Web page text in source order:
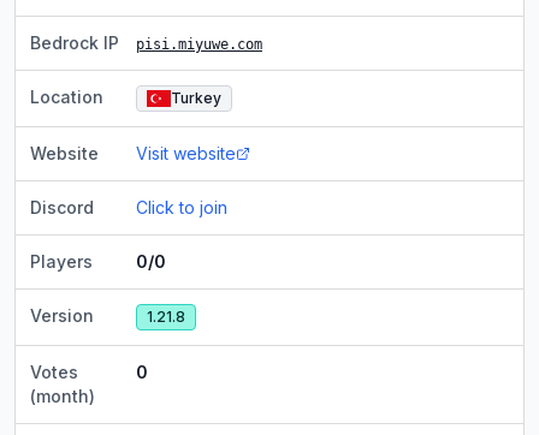
Bedrock IP pisi.miyuwe.com
Location Turkey
Website Visit website
Discord Click to join
Players 0/0
Version 1.21.8
Votes
(month)
0